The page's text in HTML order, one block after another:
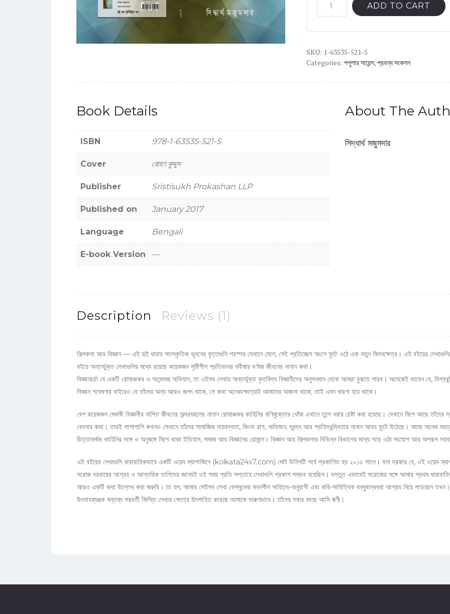
ভুবনের
ADD TO CART
SKU: 1-63535-521-5
Categories: পপুলার সায়েন্স,প্রবন্ধ সংকলন
Book Details
ISBN 978-1-63535-521-5
Cover রোহণ কুদ্দুস
Publisher Sristisukh Prokashan LLP
Published on January 2017
Language Bengali
E-book Version —
About The
সিদ্ধার্থ মজুমদার
Description Reviews (1)
শিল্পকলা আর বিজ্ঞান — এই দুই ধারার সাংস্কৃতিক ভুবনের বৃত্তগুলি পরস্পর যেখানে মেলে, সেই প্রতিচ্ছেদ অংশে ফুটে ওঠে এক নতুন মিলনক্ষেত্র। এই বইয়ের
বইয়ে অন্তর্ভুক্ত লেখাগুলির মধ্যে রয়েছে কয়েকজন সৃষ্টিশীল প্রতিভাধর মনীষার বর্ণময় জীবনের নানান কথা।
বিজ্ঞানচর্চা যে একটি রোমাঞ্চকর ও আনন্দময় অভিযান, তা এইসব লেখায় অন্তর্ভুক্ত কৃতবিদ্য বিজ্ঞানীদের অনুসন্ধান থেকে আমরা বুঝতে পারব। অনেকেই ভাবেন যে,
বিজ্ঞান গবেষণার বাইরেও যে তাঁদের অন্য আরও জগৎ থাকে, সে কথা অনেকক্ষেত্রেই আমাদের অজানা থাকে, তাই এমন ধারণা হয়ে থাকে।
বেশ কয়েকজন মেধাবী বিজ্ঞানীর যাপিত জীবনের অন্দরমহলের নানান রোমাঞ্চকর কাহিনির মণিমুক্তোর খোঁজ এখানে তুলে ধরার চেষ্টা করা হয়েছে। যেখানে মিশে আছে তাঁদের
বেদনার কথা। তারই পাশাপাশি কখনও সেখানে তাঁদের সামাজিক দায়বদ্ধতা, কিংবা রাগ, অভিমান, দ্বন্দ্ব আর প্রতিদ্বন্দ্বিতার নানান আবহ ফুটে উঠেছে। আছে অনেক
চিত্তাকর্ষক কাহিনির সঙ্গে ও অনুষঙ্গে মিশে থাকা ইতিহাস, সমাজ আর বিজ্ঞানের রোমান্স। বিজ্ঞান আর শিল্পকলার বিভিন্ন বিভাগের মধ্যে গড়ে ওঠা সংযোগ আর অপরূপ
এই বইয়ের লেখাগুলি ধারাবাহিকভাবে একটি ওয়েব ম্যাগাজিনে (kolkata24x7.com) মোট উনিশটি পর্বে প্রকাশিত হয় ২০১৫ সালে। বলা দরকার যে, ওই ওয়েব
সরোজ দরবারের আগ্রহ ও আন্তরিক তাগিদের জন্যেই ওই সময় প্রতি সপ্তাহে লেখাগুলি প্রকাশ সম্ভব হয়েছিল। বস্তুত এভাবেই সরোজের সঙ্গে আমার প্রথম
আরও একটি কথা উল্লেখ করা জরুরি। তা হল, আমার সেইসব লেখা ফেসবুকের মননশীল সাহিত্য-অনুরাগী এবং কবি-সাহিত্যিক বন্ধুবান্ধবরা আগ্রহ নিয়ে পড়েছেন তখন।
উৎসাহব্যঞ্জক মন্তব্য পরবর্তী কিস্তি লেখার ক্ষেত্রে উৎসাহিত করেছে আমাকে দারুণভাবে। তাঁদের সবার কাছে আমি ঋণী।